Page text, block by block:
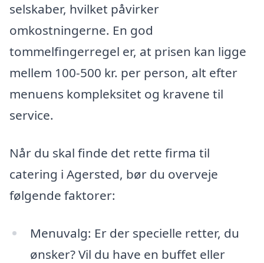
selskaber, hvilket påvirker
omkostningerne. En god
tommelfingerregel er, at prisen kan ligge
mellem 100-500 kr. per person, alt efter
menuens kompleksitet og kravene til
service.
Når du skal finde det rette firma til
catering i Agersted, bør du overveje
følgende faktorer:
Menuvalg: Er der specielle retter, du
ønsker? Vil du have en buffet eller